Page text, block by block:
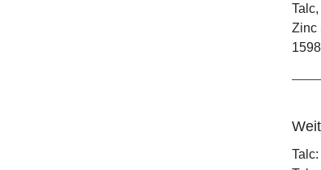
Zinc
Talc: